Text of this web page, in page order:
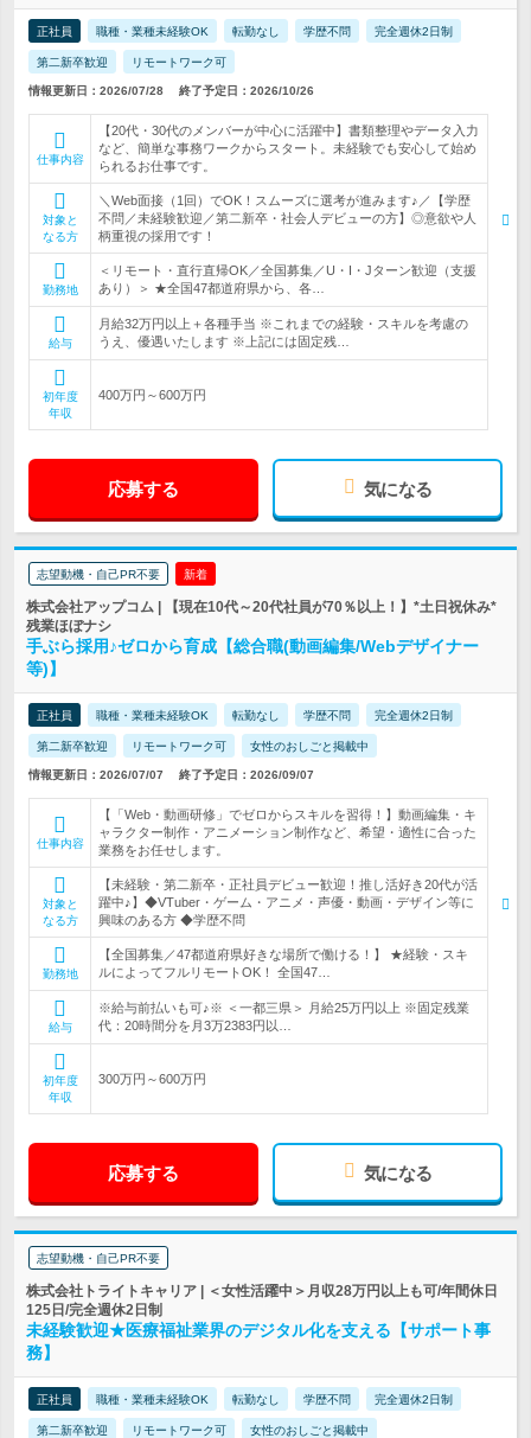
正社員 職種・業種未経験OK 転勤なし 学歴不問 完全週休2日制
第二新卒歓迎 リモートワーク可
情報更新日：2026/07/28 終了予定日：2026/10/26
仕事内容
【20代・30代のメンバーが中心に活躍中】書類整理やデータ入力
など、簡単な事務ワークからスタート。未経験でも安心して始め
られるお仕事です。
対象と
なる方
＼Web面接（1回）でOK！スムーズに選考が進みます♪／【学歴
不問／未経験歓迎／第二新卒・社会人デビューの方】◎意欲や人
柄重視の採用です！
勤務地
＜リモート・直行直帰OK／全国募集／U・I・Jターン歓迎（支援
あり）＞ ★全国47都道府県から、各…
給与
月給32万円以上＋各種手当 ※これまでの経験・スキルを考慮の
うえ、優遇いたします ※上記には固定残…
初年度
年収
400万円～600万円
応募する 気になる
志望動機・自己PR不要 新着
株式会社アップコム | 【現在10代～20代社員が70％以上！】*土日祝休み*
残業ほぼナシ
手ぶら採用♪ゼロから育成【総合職(動画編集/Webデザイナー
等)】
正社員 職種・業種未経験OK 転勤なし 学歴不問 完全週休2日制
第二新卒歓迎 リモートワーク可 女性のおしごと掲載中
情報更新日：2026/07/07 終了予定日：2026/09/07
仕事内容
【「Web・動画研修」でゼロからスキルを習得！】動画編集・キ
ャラクター制作・アニメーション制作など、希望・適性に合った
業務をお任せします。
対象と
なる方
【未経験・第二新卒・正社員デビュー歓迎！推し活好き20代が活
躍中♪】◆VTuber・ゲーム・アニメ・声優・動画・デザイン等に
興味のある方 ◆学歴不問
勤務地
【全国募集／47都道府県好きな場所で働ける！】 ★経験・スキ
ルによってフルリモートOK！ 全国47…
給与
※給与前払いも可♪※ ＜一都三県＞ 月給25万円以上 ※固定残業
代：20時間分を月3万2383円以…
初年度
年収
300万円～600万円
応募する 気になる
志望動機・自己PR不要
株式会社トライトキャリア | ＜女性活躍中＞月収28万円以上も可/年間休日
125日/完全週休2日制
未経験歓迎★医療福祉業界のデジタル化を支える【サポート事
務】
正社員 職種・業種未経験OK 転勤なし 学歴不問 完全週休2日制
第二新卒歓迎 リモートワーク可 女性のおしごと掲載中